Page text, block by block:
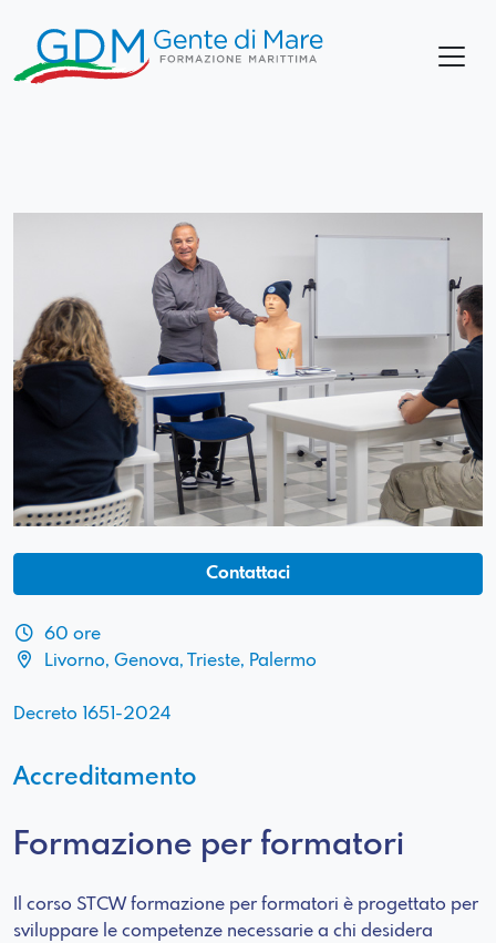
Formazione per formatori
Il corso STCW formazione per formatori è progettato per
sviluppare le competenze necessarie a chi desidera
Contattaci
60 ore
Livorno, Genova, Trieste, Palermo
Decreto 1651-2024
Accreditamento